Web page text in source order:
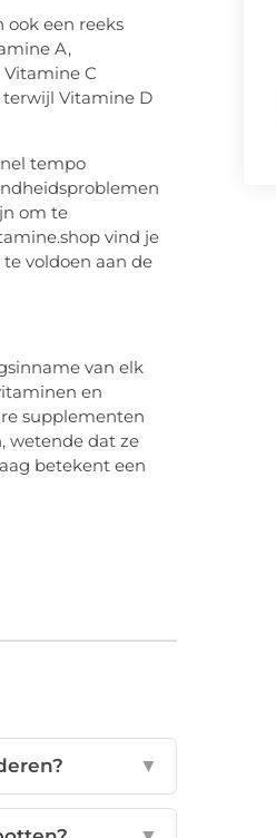
ook een reeks
A,
C
terwijl Vitamine D
tempo
om te
vind je
voldoen aan de
van elk
en
supplementen
wetende dat ze
betekent een
▼